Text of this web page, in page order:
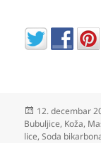
Objavljeno
12. decembar
Bubuljice, Koža,
lice,Soda